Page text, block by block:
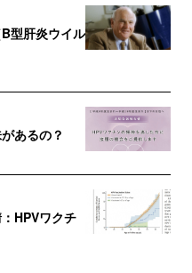
型肝炎ウイル
あるの？
HPVワクチ